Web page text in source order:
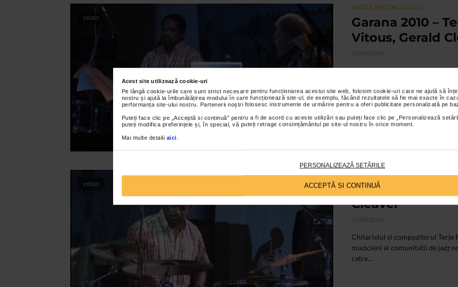
Acest site utilizează cookie-uri
Pe lângă cookie-urile care sunt strict necesare pentru funcționarea acestui site web, folosim cookie-uri care ne ajută să
nostru și ajută la îmbunătățirea modului în care funcționează site-ul, de exemplu, făcând rezultatele să fie mai exacte în
performanța site-ului nostru. Partenerii noștri folosesc instrumente de urmărire pentru a oferi publicitate personalizată pe
Puteți face clic pe „Acceptă si continuă” pentru a fi de acord cu aceste utilizări sau puteți face clic pe „Personalizează
puteți modifica preferințele și, în special, vă puteți retrage consimțământul pe site-ul nostru în orice moment.
Mai multe detalii aici
PERSONALIZEAZĂ SETĂRILE
ACCEPTĂ SI CONTINUĂ
VIDEO
ARTELE SPECTACOLULUI
Garana 2010 –
Vitous, Gerald
07/09/2010
Desi nu la fel de prolific ca
albume extraordinare la ECM,
de...
VIDEO
Terje Rypdal,
Cleaver
17/08/2010
Chitaristul si compozitorul Terje
muzicieni ai comunitatii de jazz
catre...